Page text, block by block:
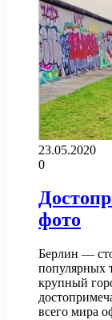
23.05.2020
0
фото
Берлин —
популярных
крупный
всего мира